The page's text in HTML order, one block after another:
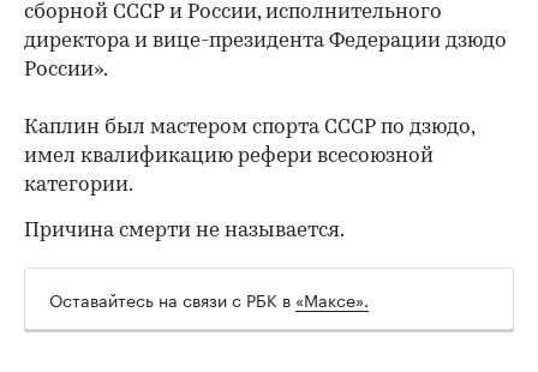
сборной СССР и России, исполнительного
директора и вице-президента Федерации дзюдо
России».
Каплин был мастером спорта СССР по дзюдо,
имел квалификацию рефери всесоюзной
категории.
Причина смерти не называется.
Оставайтесь на связи с РБК в «Максе».